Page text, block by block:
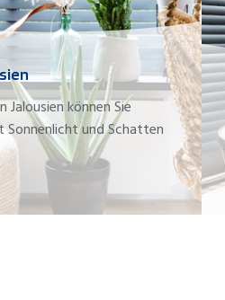
Jalousien können Sie
Sonnenlicht und Schatten